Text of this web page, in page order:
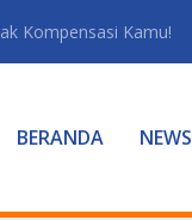
Kompensasi Kamu!
BERANDA NEWS